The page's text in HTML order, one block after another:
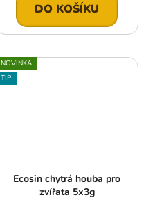
DO KOŠÍKU
NOVINKA
TIP
Ecosin chytrá houba pro
zvířata 5x3g